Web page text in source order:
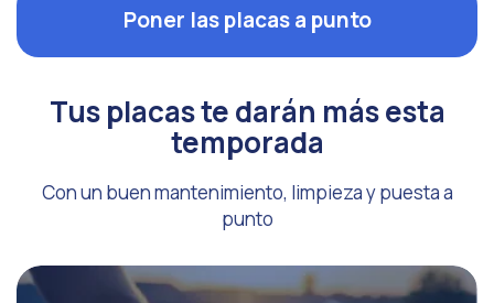
Poner las placas a punto
Tus placas te darán más esta
temporada
Con un buen mantenimiento, limpieza y puesta a
punto